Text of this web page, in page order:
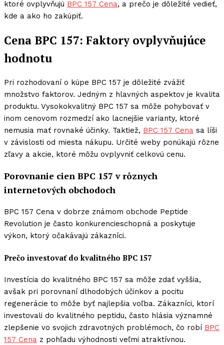
ktoré ovplyvňujú BPC 157 Cena, a prečo je dôležité vedieť,
kde a ako ho zakúpiť.
Cena BPC 157: Faktory ovplyvňujúce
hodnotu
Pri rozhodovaní o kúpe BPC 157 je dôležité zvážiť
množstvo faktorov. Jedným z hlavných aspektov je kvalita
produktu. Vysokokvalitný BPC 157 sa môže pohybovať v
inom cenovom rozmedzí ako lacnejšie varianty, ktoré
nemusia mať rovnaké účinky. Taktiež, BPC 157 Cena sa líši
v závislosti od miesta nákupu. Určité weby ponúkajú rôzne
zľavy a akcie, ktoré môžu ovplyvniť celkovú cenu.
Porovnanie cien BPC 157 v rôznych
internetových obchodoch
BPC 157 Cena v dobrze známom obchode Peptide
Revolution je často konkurencieschopná a poskytuje
výkon, ktorý očakávajú zákazníci.
Prečo investovať do kvalitného BPC 157
Investícia do kvalitného BPC 157 sa môže zdať vyššia,
avšak pri porovnaní dlhodobých účinkov a pocitu
regenerácie to môže byť najlepšia voľba. Zákazníci, ktorí
investovali do kvalitného peptidu, často hlásia významné
zlepšenie vo svojich zdravotných problémoch, čo robí BPC
157 Cena z pohľadu výhodnosti veľmi atraktívnou.